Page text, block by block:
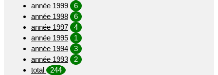
année 1999
6
année 1998
6
année 1997
4
année 1995
1
année 1994
3
année 1993
2
total
244